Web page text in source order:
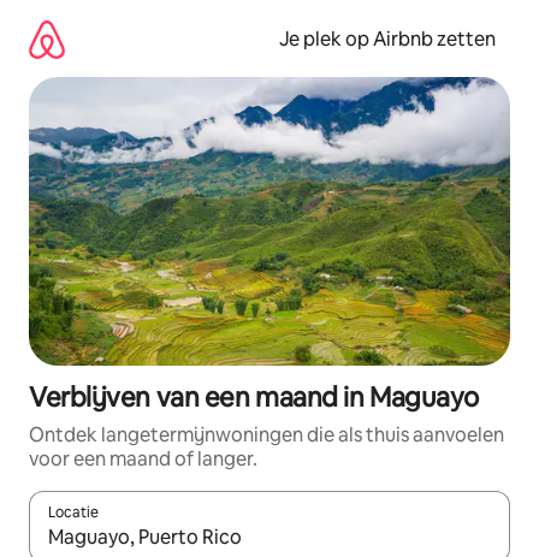
direct
naar
inhoud
Je plek op Airbnb zetten
Verblijven van een maand in Maguayo
Ontdek langetermijnwoningen die als thuis aanvoelen
voor een maand of langer.
Locatie
Wanneer er resultaten beschikbaar zijn, maak je een keuze